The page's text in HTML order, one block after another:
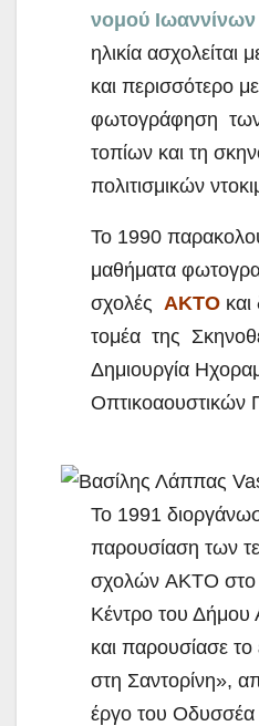
νομού Ιωαννίνων
ηλικία ασχολείται
και περισσότερο
φωτογράφηση
τοπίων και τη
πολιτισμικών
Το 1990
μαθήματα
σχολές ΑΚΤΟ
τομέα της
Δημιουργία
Οπτικοαουστικών
Το 1991
παρουσίαση των
σχολών ΑΚΤΟ στο
Κέντρο του
και παρουσίασε
στη Σαντορίνη»,
έργο του Οδυσσέα